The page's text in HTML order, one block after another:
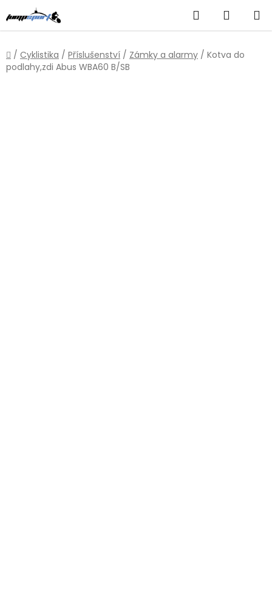
na
obsah
Hledat
KOŠÍK
Domů
/ Cyklistika / Příslušenství / Zámky a alarmy / Kotva do
podlahy,zdi Abus WBA60 B/SB